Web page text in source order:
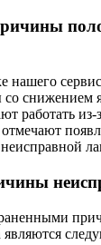
нашего
снижением
работать
отмечают
являются